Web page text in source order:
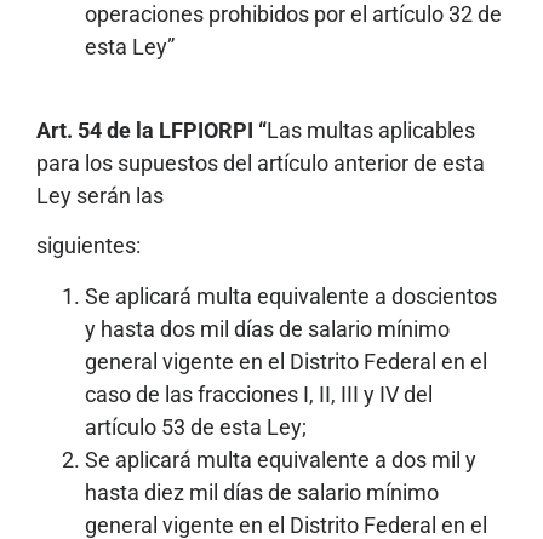
operaciones prohibidos por el artículo 32 de
esta Ley”
Art. 54 de la LFPIORPI “Las multas aplicables
para los supuestos del artículo anterior de esta
Ley serán las
siguientes:
Se aplicará multa equivalente a doscientos
y hasta dos mil días de salario mínimo
general vigente en el Distrito Federal en el
caso de las fracciones I, II, III y IV del
artículo 53 de esta Ley;
Se aplicará multa equivalente a dos mil y
hasta diez mil días de salario mínimo
general vigente en el Distrito Federal en el